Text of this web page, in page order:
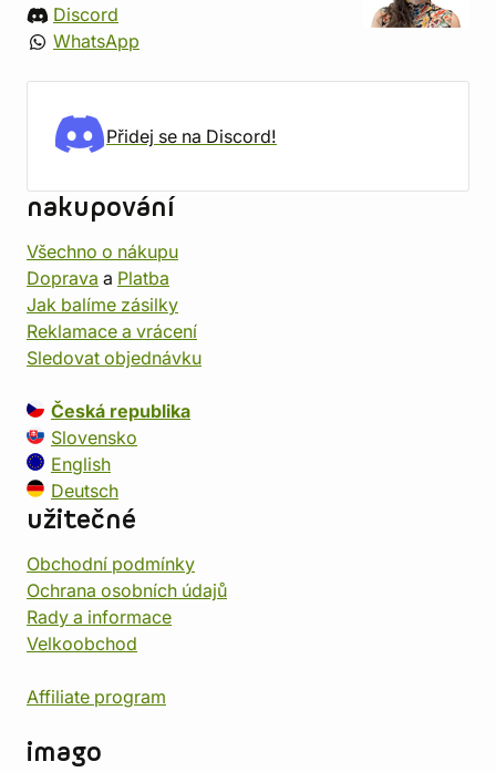
Discord
WhatsApp
Přidej se na Discord!
nakupování
Všechno o nákupu
Doprava a Platba
Jak balíme zásilky
Reklamace a vrácení
Sledovat objednávku
Česká republika
Slovensko
English
Deutsch
užitečné
Obchodní podmínky
Ochrana osobních údajů
Rady a informace
Velkoobchod
Affiliate program
imago